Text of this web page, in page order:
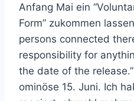
Anfang Mai ein
Form” zukommen
persons connected
responsibility for
the date of the
ominöse 15. Juni. Ich